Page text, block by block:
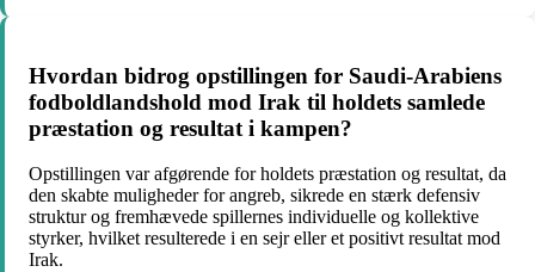
Hvordan bidrog opstillingen for Saudi-Arabiens
fodboldlandshold mod Irak til holdets samlede
præstation og resultat i kampen?
Opstillingen var afgørende for holdets præstation og resultat, da
den skabte muligheder for angreb, sikrede en stærk defensiv
struktur og fremhævede spillernes individuelle og kollektive
styrker, hvilket resulterede i en sejr eller et positivt resultat mod
Irak.